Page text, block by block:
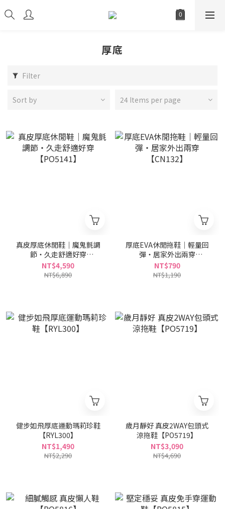
厚底
Filter
Sort by 24 Items per page
真皮厚底休閒鞋｜魔鬼氈調
節・久走舒適好穿
【PO5141】
NT$4,590
NT$6,890
厚底EVA休閒拖鞋｜輕量回
彈・居家外出兩穿
【CN132】
NT$790
NT$1,190
健步如飛厚底運動瑪莉珍鞋
【RYL300】
NT$1,490
NT$2,290
歲月靜好 真皮2WAY包頭式
涼拖鞋【PO5719】
NT$3,090
NT$4,690